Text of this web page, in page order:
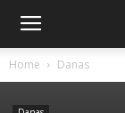
Home Danas